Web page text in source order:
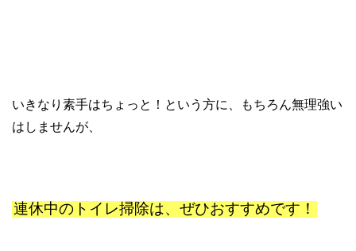
いきなり素手はちょっと！という方に、もちろん無理強い
はしませんが、
連休中のトイレ掃除は、ぜひおすすめです！